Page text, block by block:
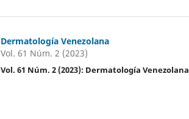
Dermatología Venezolana
Vol. 61 Núm. 2 (2023)
Vol. 61 Núm. 2 (2023): Dermatología Venezolana